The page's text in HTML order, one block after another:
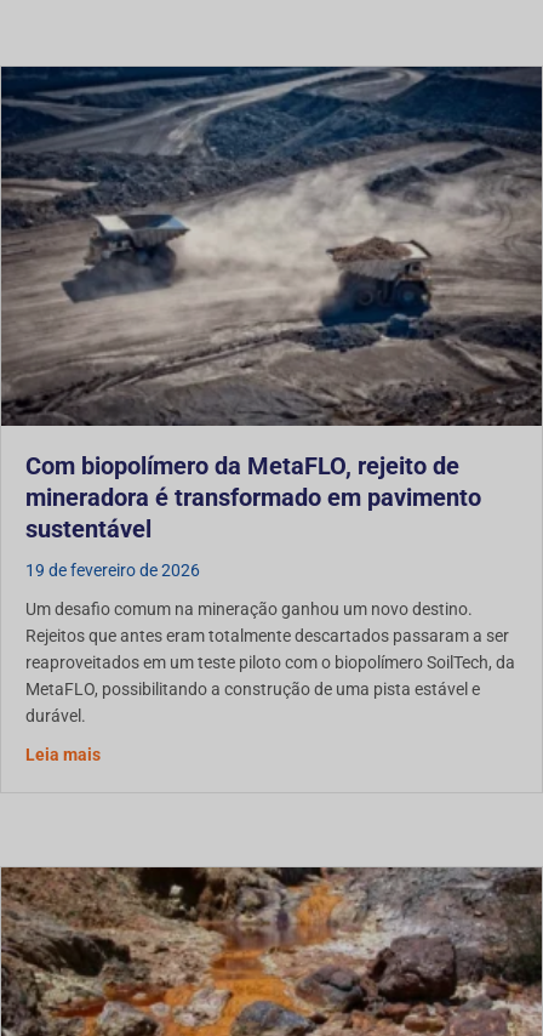
Com biopolímero da MetaFLO, rejeito de
mineradora é transformado em pavimento
sustentável
19 de fevereiro de 2026
Um desafio comum na mineração ganhou um novo destino.
Rejeitos que antes eram totalmente descartados passaram a ser
reaproveitados em um teste piloto com o biopolímero SoilTech, da
MetaFLO, possibilitando a construção de uma pista estável e
durável.
Leia maisCom Biopolímero da MetaFLO, Rejeitos de Mineração